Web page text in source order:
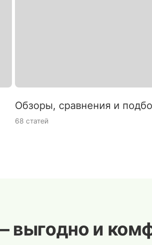
Обзоры, сравнения и
68 статей
выгодно и